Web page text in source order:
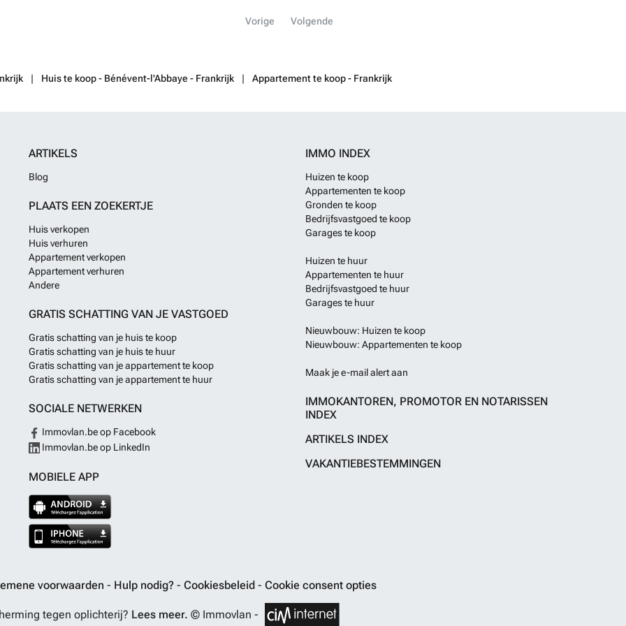
well sheltered garden, sported and without opposite. Sanitation by
Vorige Volgende
Huis te koop - Bénévent-l'Abbaye - Frankrijk Appartement te koop - Frankrijk
ARTIKELS
Blog
PLAATS EEN ZOEKERTJE
Huis verkopen
Huis verhuren
Appartement verkopen
Appartement verhuren
Andere
GRATIS SCHATTING VAN JE VASTGOED
Gratis schatting van je huis te koop
Gratis schatting van je huis te huur
Gratis schatting van je appartement te koop
Gratis schatting van je appartement te huur
SOCIALE NETWERKEN
Immovlan.be op Facebook
Immovlan.be op LinkedIn
MOBIELE APP
IMMO INDEX
Huizen te koop
Appartementen te koop
Gronden te koop
Bedrijfsvastgoed te koop
Garages te koop
Huizen te huur
Appartementen te huur
Bedrijfsvastgoed te huur
Garages te huur
Nieuwbouw: Huizen te koop
Nieuwbouw: Appartementen te koop
Maak je e-mail alert aan
IMMOKANTOREN, PROMOTOR EN NOTARISSEN
INDEX
ARTIKELS INDEX
VAKANTIEBESTEMMINGEN
voorwaarden - Hulp nodig? - Cookiesbeleid - Cookie consent opties
tegen oplichterij? Lees meer. © Immovlan -